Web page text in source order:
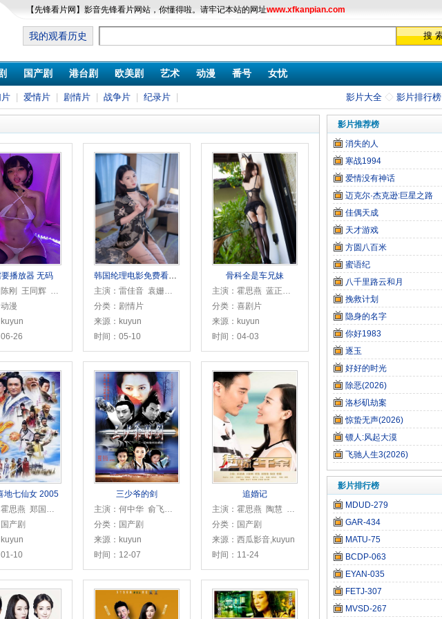
【先锋看片网】影音先锋看片网站，你懂得啦。请牢记本站的网址www.xfkanpian.com
我的观看历史
国产剧 港台剧 欧美剧 艺术 动漫 番号 女忧
爱情片 剧情片 战争片 纪录片 影片大全 ◇ 影片排行榜
播放器 无码
主演：陈刚 王同辉 王馥荔 郑铮 朱媛媛 米铁增 修宗迪 霍思燕 刘希媛 徐秀林 辛柏青 房子斌 黄勐 杨雨婷
漫
26
韩国纶理电影免费看中字
主演：雷佳音 袁姗姗 车晓 曹曦文 霍思燕
分类：剧情片
来源：kuyun
时间：05-10
骨科全是车兄妹
主演：霍思燕 蓝正龙 归亚蕾 张孝全 曾江
分类：喜剧片
来源：kuyun
时间：04-03
地七仙女 2005
主演：霍思燕 郑国霖 蒋欣 杨蕊 曹艳 刘东 张桐 吴健 谢沅江 林江国 吴樾 潘虹 刘洋 母丹 王晶 六小龄童 张立 刘腾远 姬麒麟 石天生 汤加丽 马崇乐 宋文华 刘禹佟 陈庆 孔庆
产剧
10
三少爷的剑
主演：何中华 俞飞鸿 陈龙 陈继铭 张伊函 霍思燕 刘莉莉 杨若兮 石小满 岳跃利 戴春荣 陈莹 张静初 赵毅
分类：国产剧
来源：kuyun
时间：12-07
追婚记
主演：霍思燕 陶慧 周楚楚 王阳明
分类：国产剧
来源：西瓜影音,kuyun
时间：11-24
影片推荐榜
消失的人
寒战1994
爱情没有神话
迈克尔·杰克逊:巨星之路
佳偶天成
天才游戏
方圆八百米
蜜语纪
八千里路云和月
挽救计划
隐身的名字
你好1983
逐玉
好好的时光
除恶(2026)
洛杉矶劫案
惊蛰无声(2026)
镖人:风起大漠
飞驰人生3(2026)
影片排行榜
MDUD-279
GAR-434
MATU-75
BCDP-063
EYAN-035
FETJ-307
MVSD-267